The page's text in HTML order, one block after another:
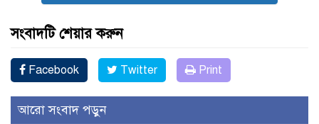
সংবাদটি শেয়ার করুন
Facebook Twitter Print
আরো সংবাদ পড়ুন